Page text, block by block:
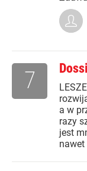
a w
razy
jest
nawet
7